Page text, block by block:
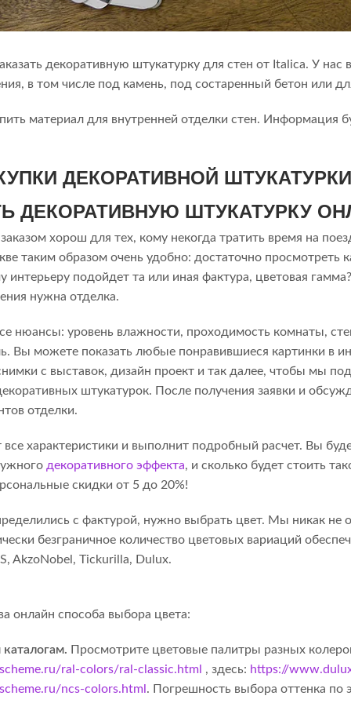
декоративную штукатурку для стен от Italica. У
в том числе под камень, под состаренный бетон или
материал для внутренней отделки стен. Информация
ДЕКОРАТИВНОЙ ШТУКАТУРКИ
ДЕКОРАТИВНУЮ ШТУКАТУРКУ
хорош для тех, кому некогда тратить время на
таким образом очень удобно: достаточно просмотреть
интерьеру подойдет та или иная фактура, цветовая
нужна отделка.
нюансы: уровень влажности, проходимость комнаты,
Вы можете показать любые понравившиеся картинки в
с выставок, дизайн проект и так далее, чтобы мы
штукатурок. После получения заявки и
отделки.
характеристики и выполнит подробный расчет. Вы
декоративного эффекта, и сколько будет стоить
скидки от 5 до 20%!
с фактурой, нужно выбрать цвет. Мы никак не
безграничное количество цветовых вариаций
AkzoNobel, Tickurilla, Dulux.
онлайн способа выбора цвета:
Просмотрите цветовые палитры разных
ral-colors/ral-classic.html , здесь: https://
ncs-colors.html. Погрешность выбора оттенка по